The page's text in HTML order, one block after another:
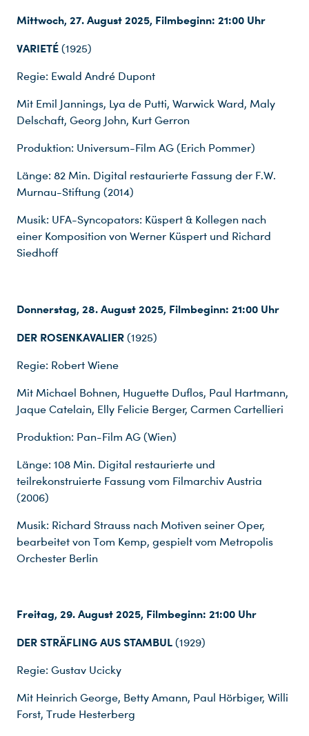
Mittwoch, 27. August 2025, Filmbeginn: 21:00 Uhr
VARIETÉ (1925)
Regie: Ewald André Dupont
Mit Emil Jannings, Lya de Putti, Warwick Ward, Maly
Delschaft, Georg John, Kurt Gerron
Produktion: Universum-Film AG (Erich Pommer)
Länge: 82 Min. Digital restaurierte Fassung der F.W.
Murnau-Stiftung (2014)
Musik: UFA-Syncopators: Küspert & Kollegen nach
einer Komposition von Werner Küspert und Richard
Siedhoff
Donnerstag, 28. August 2025, Filmbeginn: 21:00 Uhr
DER ROSENKAVALIER (1925)
Regie: Robert Wiene
Mit Michael Bohnen, Huguette Duflos, Paul Hartmann,
Jaque Catelain, Elly Felicie Berger, Carmen Cartellieri
Produktion: Pan-Film AG (Wien)
Länge: 108 Min. Digital restaurierte und
teilrekonstruierte Fassung vom Filmarchiv Austria
(2006)
Musik: Richard Strauss nach Motiven seiner Oper,
bearbeitet von Tom Kemp, gespielt vom Metropolis
Orchester Berlin
Freitag, 29. August 2025, Filmbeginn: 21:00 Uhr
DER STRÄFLING AUS STAMBUL (1929)
Regie: Gustav Ucicky
Mit Heinrich George, Betty Amann, Paul Hörbiger, Willi
Forst, Trude Hesterberg